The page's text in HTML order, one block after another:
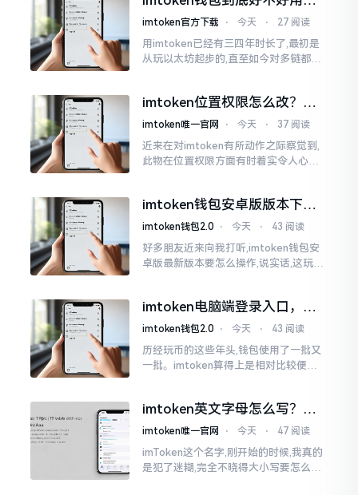
老玩家说说真实体验
imtoken官方下载 ⋅ 今天 ⋅ 27 阅读
用imtoken已经有三四年时长了,最初是
从玩以太坊起步的,直至如今对多链都有
imtoken位置权限怎么改？手
把手教你搞定
imtoken唯一官网 ⋅ 今天 ⋅ 37 阅读
近来在对imtoken有所动作之际察觉到,
此物在位置权限方面有时着实令人心生
的模样
imtoken钱包安卓版版本下载
安装教程
imtoken钱包2.0 ⋅ 今天 ⋅ 43 阅读
好多朋友近来向我打听,imtoken钱包安
卓版最新版本要怎么操作,说实话,这玩意
0版本
imtoken电脑端登录入口，地
址在这里
imtoken钱包2.0 ⋅ 今天 ⋅ 43 阅读
历经玩币的这些年头,钱包使用了一批又
一批。imtoken算得上是相对比较便于
就得去寻觅电脑端的入口。
imtoken英文字母怎么写？正
确拼写看这里
imtoken唯一官网 ⋅ 今天 ⋅ 47 阅读
imToken这个名字,刚开始的时候,我真的
是犯了迷糊,完全不晓得大小写要怎么去